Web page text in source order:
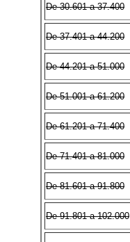
De 30.601 a 37.400
De 37.401 a 44.200
De 44.201 a 51.000
De 51.001 a 61.200
De 61.201 a 71.400
De 71.401 a 81.000
De 81.601 a 91.800
De 91.801 a 102.000